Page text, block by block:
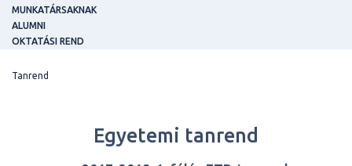
MUNKATÁRSAKNAK
ALUMNI
OKTATÁSI REND
Tanrend
Egyetemi tanrend